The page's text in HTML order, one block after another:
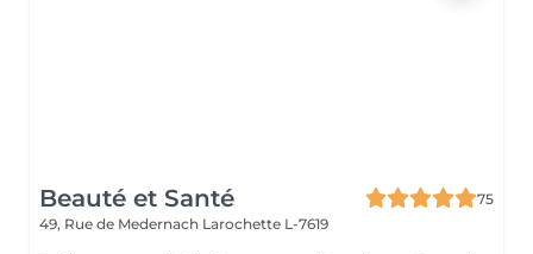
Beauté et Santé
75
49, Rue de Medernach Larochette L-7619